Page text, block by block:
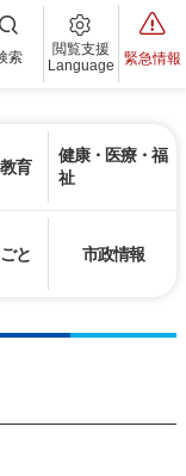
索
閲覧支援
Language
緊急情報
育
健康・医療・福
祉
と 市政情報